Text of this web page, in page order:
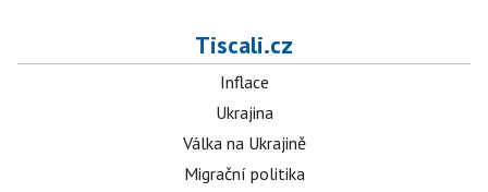
Tiscali.cz
Inflace
Ukrajina
Válka na Ukrajině
Migrační politika